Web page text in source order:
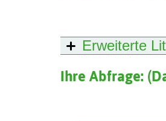
Erweiterte
Ihre Abfrage: (